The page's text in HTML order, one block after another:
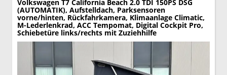
Volkswagen T7 California Beach 2.0 TDI 150PS DSG
(AUTOMATIK), Aufstelldach, Parksensoren
vorne/hinten, Rückfahrkamera, Klimaanlage Climatic,
M-Lederlenkrad, ACC Tempomat, Digital Cockpit Pro,
Schiebetüre links/rechts mit Zuziehhilfe